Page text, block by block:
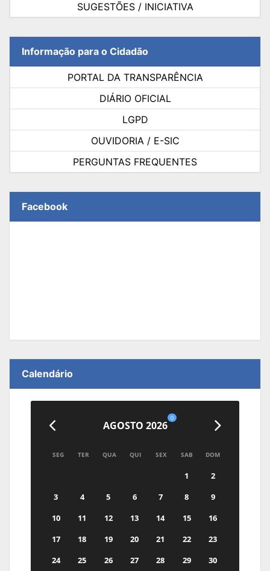
SUGESTÕES / INICIATIVA
Informação para o Cidadão
PORTAL DA TRANSPARÊNCIA
DIÁRIO OFICIAL
LGPD
OUVIDORIA / E-SIC
PERGUNTAS FREQUENTES
Facebook
Calendário
AGOSTO 2026
0
SEG TER QUA QUI SEX SAB DOM
1
2
3
4 5 6 7 8
9
10
11 12 13 14 15
16
17
18 19 20 21 22
23
24
25 26 27 28 29
30